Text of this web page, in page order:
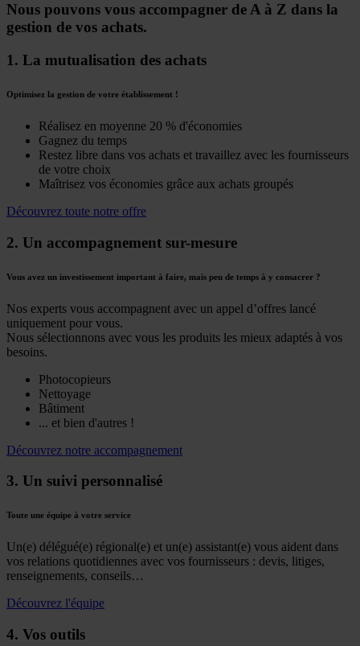
Nous pouvons vous accompagner de A à Z dans la
gestion de vos achats.
1. La mutualisation des achats
Optimisez la gestion de votre établissement !
Réalisez en moyenne 20 % d'économies
Gagnez du temps
Restez libre dans vos achats et travaillez avec les fournisseurs
de votre choix
Maîtrisez vos économies grâce aux achats groupés
Découvrez toute notre offre
2. Un accompagnement sur-mesure
Vous avez un investissement important à faire, mais peu de temps à y consacrer ?
Nos experts vous accompagnent avec un appel d’offres lancé
uniquement pour vous.
Nous sélectionnons avec vous les produits les mieux adaptés à vos
besoins.
Photocopieurs
Nettoyage
Bâtiment
... et bien d'autres !
Découvrez notre accompagnement
3. Un suivi personnalisé
Toute une équipe à votre service
Un(e) délégué(e) régional(e) et un(e) assistant(e) vous aident dans
vos relations quotidiennes avec vos fournisseurs : devis, litiges,
renseignements, conseils…
Découvrez l'équipe
4. Vos outils